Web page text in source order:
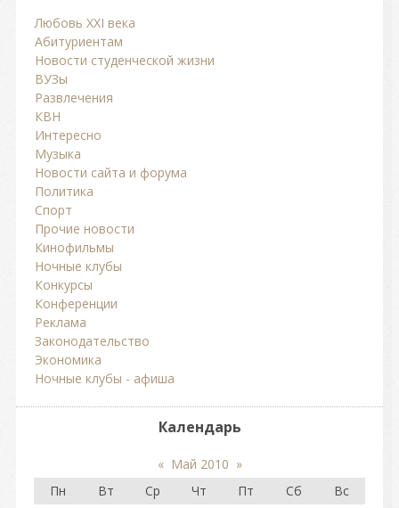
Любовь ХХI века
Абитуриентам
Новости студенческой жизни
ВУЗы
Развлечения
КВН
Интересно
Музыка
Новости сайта и форума
Политика
Спорт
Прочие новости
Кинофильмы
Ночные клубы
Конкурсы
Конференции
Реклама
Законодательство
Экономика
Ночные клубы - афиша
Календарь
« Май 2010 »
Пн
Вт Ср Чт Пт Сб
Вс